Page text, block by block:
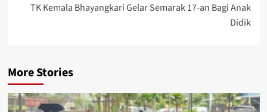
TK Kemala Bhayangkari Gelar Semarak 17-an Bagi Anak
Didik
More Stories